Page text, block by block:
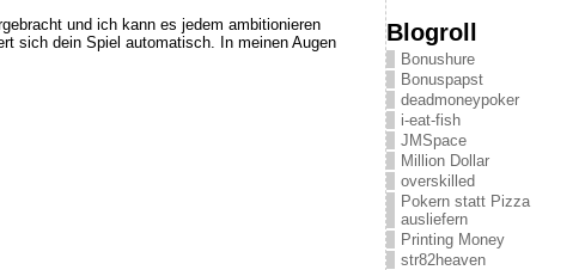
und ich kann es jedem ambitionieren
sich dein Spiel automatisch. In meinen Augen
Blogroll
Bonushure
Bonuspapst
deadmoneypoker
i-eat-fish
JMSpace
Million Dollar
overskilled
Pokern statt Pizza
ausliefern
Printing Money
str82heaven